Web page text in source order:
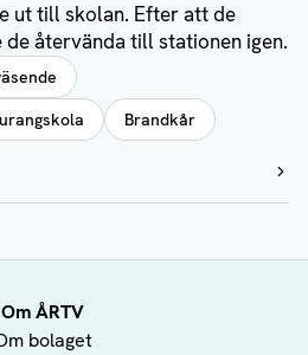
ut till skolan. Efter att de
återvända till stationen igen.
Brandkår
Om ÅRTV
bolaget